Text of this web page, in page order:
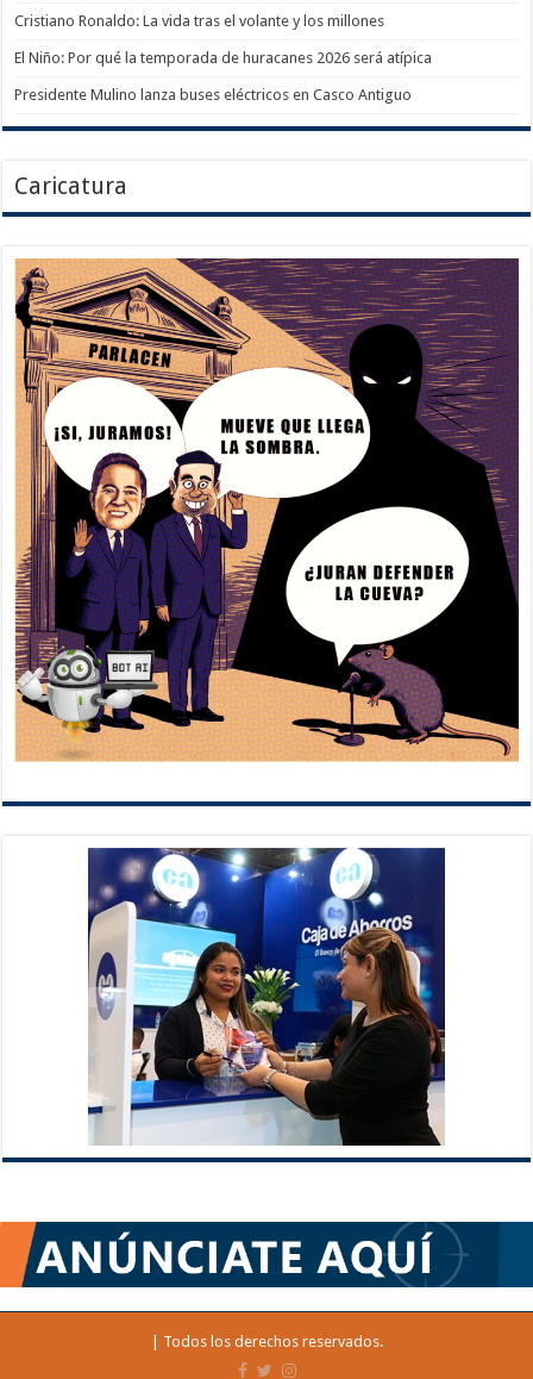
Cristiano Ronaldo: La vida tras el volante y los millones
El Niño: Por qué la temporada de huracanes 2026 será atípica
Presidente Mulino lanza buses eléctricos en Casco Antiguo
Caricatura
| Todos los derechos reservados.